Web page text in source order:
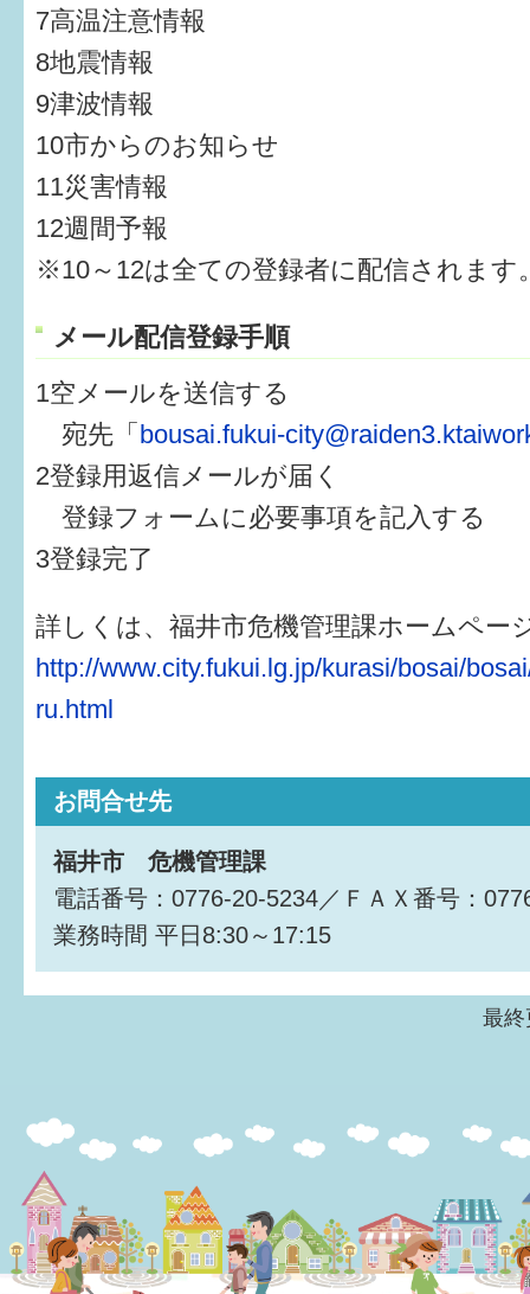
7高温注意情報
8地震情報
9津波情報
10市からのお知らせ
11災害情報
12週間予報
※10～12は全ての登録者に配信されます
メール配信登録手順
1空メールを送信する
宛先「 bousai.fukui-
2登録用返信メールが届く
登録フォームに必要事項を記入する
3登録完了
詳しくは、福井市危機管理課ホームペー
http://www.city.fukui.lg.jp/kurasi/bosai/
ru.html
お問合せ先
福井市 危機管理課
電話番号：0776-20-5234／ＦＡＸ番号：
業務時間 平日8:30～17:15
最終
3か月〜6か月
6か月〜1歳
1歳〜3歳
3歳〜就学前
就学後〜
子育てマップ
イベントレポート
なるほどコラム
メールマガジン
はぐくむ.net相談コーナー
みんなの知恵袋
子育て情報誌「ほっと」
福井市図書館オススメの本
お出かけ情報
病気・けが 基本情報
パパもママも子育て
ワンポイント英会話
すまいるサポート行事案内